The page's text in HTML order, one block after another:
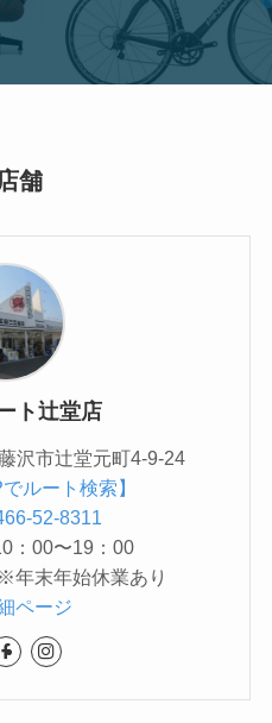
舗
ト辻堂店
沢市辻堂元町4-9-24
ルート検索】
52-8311
：00〜19：00
年末年始休業あり
ページ